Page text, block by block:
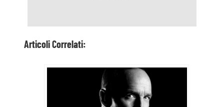
Articoli Correlati: